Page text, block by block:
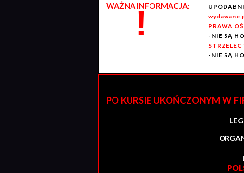
WAŻNA INFORMACJA:
!
wydawane
PRAWA
-NIE SĄ
-NIE SĄ
PO KURSIE UKOŃCZONYM W